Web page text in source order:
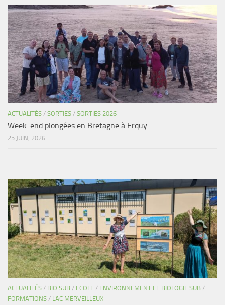
ACTUALITÉS / SORTIES / SORTIES 2026
Week-end plongées en Bretagne à Erquy
25 JUIN, 2026
ACTUALITÉS / BIO SUB / ECOLE / ENVIRONNEMENT ET BIOLOGIE SUB /
FORMATIONS / LAC MERVEILLEUX